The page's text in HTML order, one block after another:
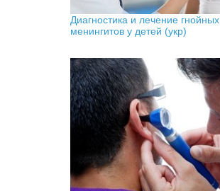
Диагностика и лечение гнойных
менингитов у детей (укр)